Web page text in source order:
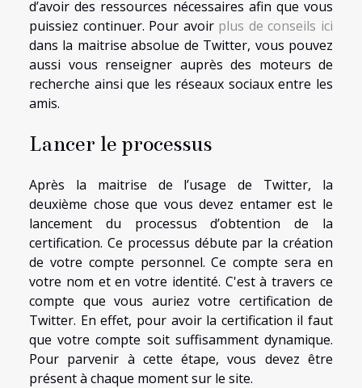
d’avoir des ressources nécessaires afin que vous
puissiez continuer. Pour avoir plus de conseils ici
dans la maitrise absolue de Twitter, vous pouvez
aussi vous renseigner auprès des moteurs de
recherche ainsi que les réseaux sociaux entre les
amis.
Lancer le processus
Après la maitrise de l’usage de Twitter, la
deuxième chose que vous devez entamer est le
lancement du processus d’obtention de la
certification. Ce processus débute par la création
de votre compte personnel. Ce compte sera en
votre nom et en votre identité. C'est à travers ce
compte que vous auriez votre certification de
Twitter. En effet, pour avoir la certification il faut
que votre compte soit suffisamment dynamique.
Pour parvenir à cette étape, vous devez être
présent à chaque moment sur le site.